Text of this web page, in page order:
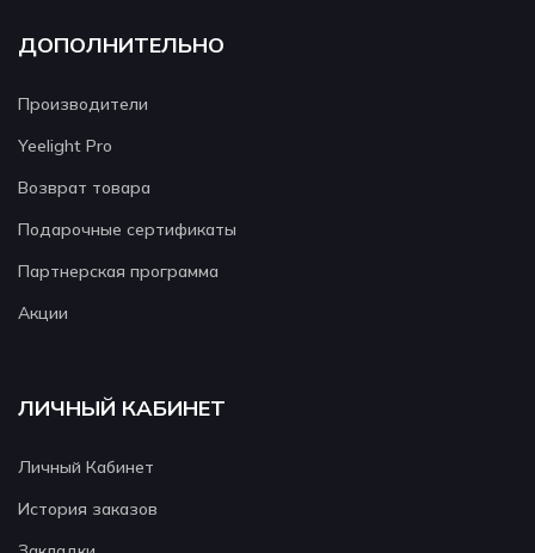
ДОПОЛНИТЕЛЬНО
Производители
Yeelight Pro
Возврат товара
Подарочные сертификаты
Партнерская программа
Акции
ЛИЧНЫЙ КАБИНЕТ
Личный Кабинет
История заказов